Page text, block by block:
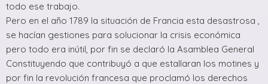
todo ese trabajo.
Pero en el año 1789 la situación de Francia esta desastrosa ,
se hacían gestiones para solucionar la crisis económica
pero todo era inútil, por fin se declaró la Asamblea General
Constituyendo que contribuyó a que estallaran los motines y
por fin la revolución francesa que proclamó los derechos